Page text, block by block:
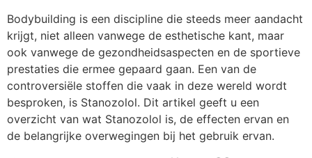
Bodybuilding is een discipline die steeds meer aandacht
krijgt, niet alleen vanwege de esthetische kant, maar
ook vanwege de gezondheidsaspecten en de sportieve
prestaties die ermee gepaard gaan. Een van de
controversiële stoffen die vaak in deze wereld wordt
besproken, is Stanozolol. Dit artikel geeft u een
overzicht van wat Stanozolol is, de effecten ervan en
de belangrijke overwegingen bij het gebruik ervan.